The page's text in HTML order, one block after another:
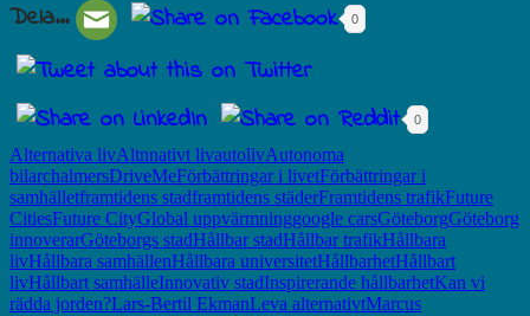
Dela... 0
0
Alternativa livAltnnativt livautolivAutonoma
bilarchalmersDriveMeFörbättringar i livetFörbättringar i
samhälletframtidens stadframtidens städerFramtidens trafikFuture
CitiesFuture CityGlobal uppvärmninggoogle carsGöteborgGöteborg
innoverarGöteborgs stadHållbar stadHållbar trafikHållbara
livHållbara samhällenHållbara universitetHållbarhetHållbart
livHållbart samhälleInnovativ stadInspirerande hållbarhetKan vi
rädda jorden?Lars-Bertil EkmanLeva alternativtMarcus